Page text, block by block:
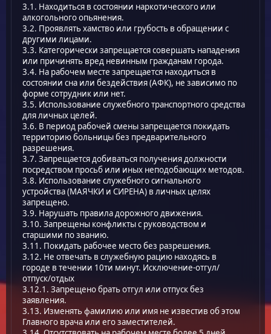
3.1. Находиться в состоянии наркотического или
алкогольного опьянения.
3.2. Проявлять хамство или грубость в обращении с
другими лицами.
3.3. Категорически запрещается совершать нападения
или причинять вред невинным гражданам города.
3.4. На рабочем месте запрещается находиться в
состоянии сна или бездействия (АФК), не зависимо по
форме сотрудник или нет.
3.5. Использование служебного транспортного средства
для личных целей.
3.6. В период рабочей смены запрещается покидать
территорию больницы без предварительного
разрешения.
3.7. Запрещается добиваться получения должности
посредством просьб или иных неподобающих методов.
3.8. Использование служебного сигнального
устройства (МАЯЧКИ и СИРЕНА) в личных целях
запрещено.
3.9. Нарушать правила дорожного движения.
3.10. Запрещены конфликты с руководством и
старшими по званию.
3.11. Покидать рабочее место без разрешения.
3.12. Не отвечать в служебную рацию находясь в
городе в течении 10ти минут. Исключение-отгул/
отпуск/отдых
3.12.1. Запрещено брать отгул или отпуск без
заявления.
3.13. Изменять фамилию или имя не известив об этом
Главного врача или его заместителей.